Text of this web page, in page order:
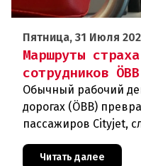
Пятница, 31 Июля
Маршруты
сотрудников
Обычный рабочий
дорогах (ÖBB)
пассажиров Cityjet,
Инсбрук –
после отправления,
Читать далее